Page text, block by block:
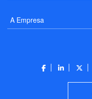
A Empresa